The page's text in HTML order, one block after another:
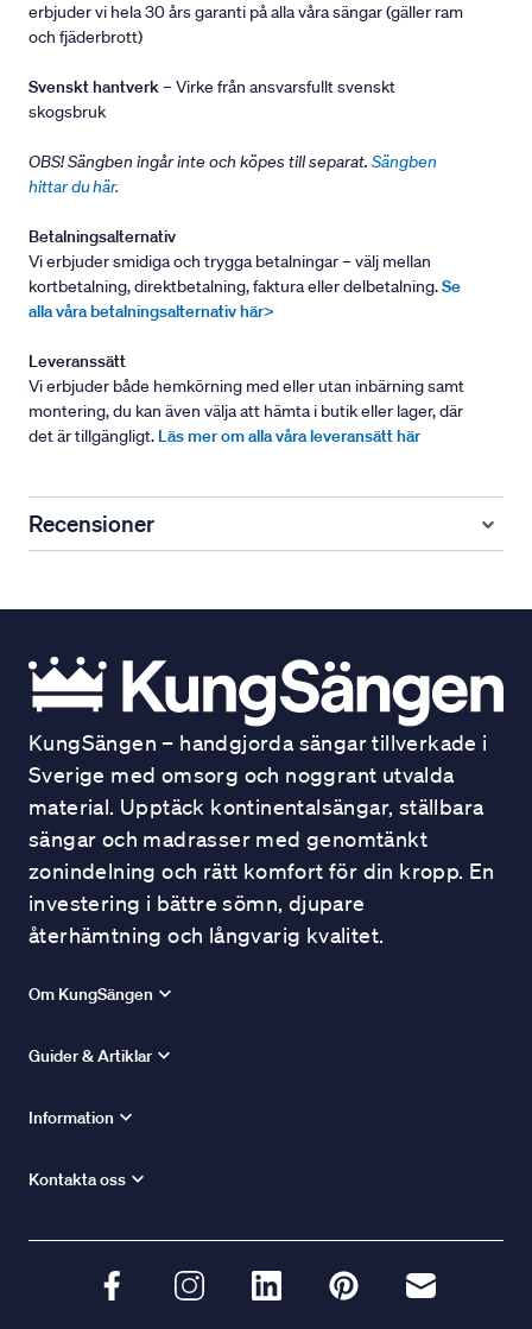
erbjuder vi hela 30 års garanti på alla våra sängar (gäller ram
och fjäderbrott)
Svenskt hantverk– Virke från ansvarsfullt svenskt
skogsbruk
OBS! Sängben ingår inte och köpes till separat. Sängben
hittar du här.
Betalningsalternativ
Vi erbjuder smidiga och trygga betalningar – välj mellan
kortbetalning, direktbetalning, faktura eller delbetalning.Se
alla våra betalningsalternativ här>
Leveranssätt
Vi erbjuder både hemkörning med eller utan inbärning samt
montering, du kan även välja att hämta i butik eller lager, där
det är tillgängligt. Läs mer om alla våra leveransätt här
Recensioner
KungSängen – handgjorda sängar tillverkade i
Sverige med omsorg och noggrant utvalda
material. Upptäck kontinentalsängar, ställbara
sängar och madrasser med genomtänkt
zonindelning och rätt komfort för din kropp. En
investering i bättre sömn, djupare
återhämtning och långvarig kvalitet.
Om KungSängen
Guider & Artiklar
Information
Kontakta oss